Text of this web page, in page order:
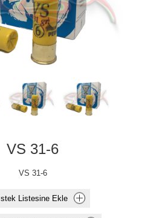
VS 31-6
VS 31-6
İstek Listesine Ekle